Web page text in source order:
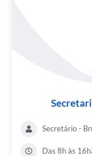
Secretário -
Das 8h às